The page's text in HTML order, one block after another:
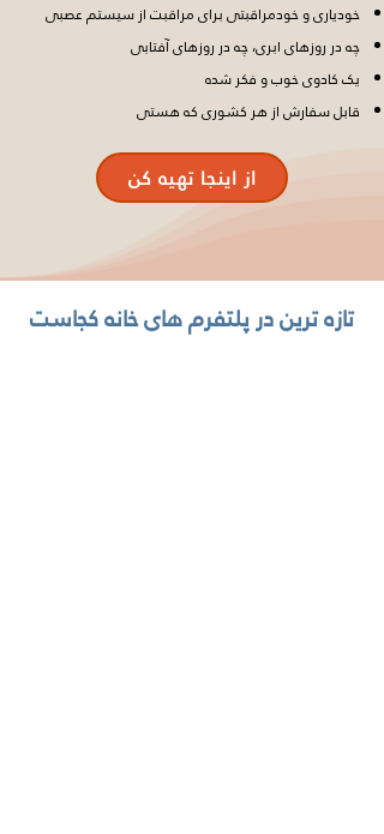
خودیاری و خودمراقبتی برای مراقبت از سیستم عصبی
چه در روزهای ابری، چه در روزهای آفتابی
یک کادوی خوب و فکر شده
قابل سفارش از هر کشوری که هستی
از اینجا تهیه کن
تازه ترين در پلتفرم های خانه کجاست